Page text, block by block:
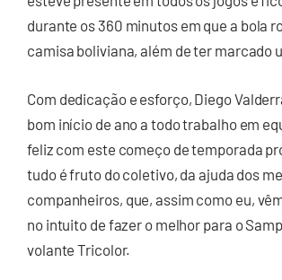
durante os 360 minutos em que a bola
camisa boliviana, além de ter marcado
Com dedicação e esforço, Diego
bom início de ano a todo trabalho em
feliz com este começo de temporada
tudo é fruto do coletivo, da ajuda dos
companheiros, que, assim como eu,
no intuito de fazer o melhor para o
volante Tricolor.